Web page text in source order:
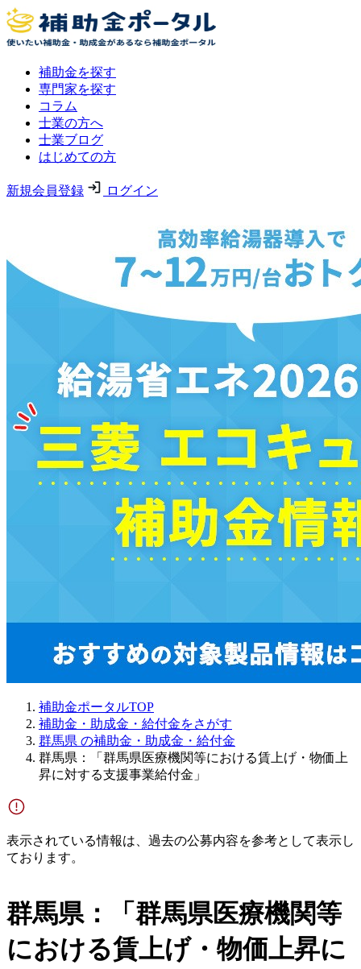
補助金を探す
専門家を探す
コラム
士業の方へ
士業ブログ
はじめての方
新規会員登録 ログイン
補助金ポータルTOP
補助金・助成金・給付金をさがす
群馬県 の補助金・助成金・給付金
群馬県：「群馬県医療機関等における賃上げ・物価上
昇に対する支援事業給付金」
表示されている情報は、過去の公募内容を参考として表示し
ております。
群馬県：「群馬県医療機関等
における賃上げ・物価上昇に